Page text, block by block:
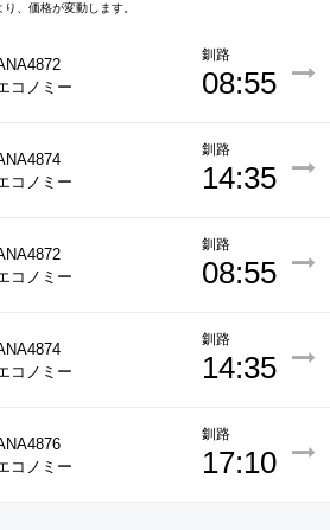
、価格が変動します。
コノミー
釧路
08:55
コノミー
釧路
14:35
コノミー
釧路
08:55
コノミー
釧路
14:35
コノミー
釧路
17:10